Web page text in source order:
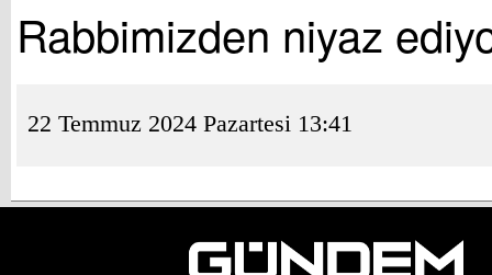
Rabbimizden niyaz
22 Temmuz 2024 Pazartesi 13:41